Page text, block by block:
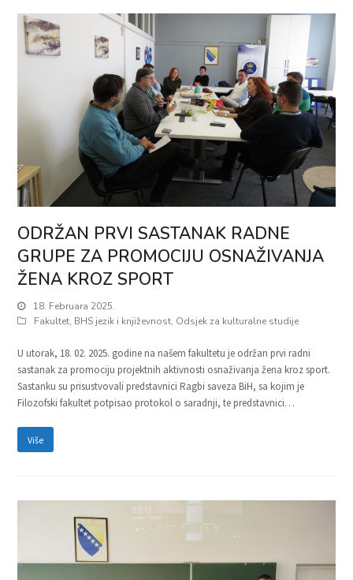
ODRŽAN PRVI SASTANAK RADNE
GRUPE ZA PROMOCIJU OSNAŽIVANJA
ŽENA KROZ SPORT
18. Februara 2025.
Fakultet, BHS jezik i književnost, Odsjek za kulturalne studije
U utorak, 18. 02. 2025. godine na našem fakultetu je održan prvi radni
sastanak za promociju projektnih aktivnosti osnaživanja žena kroz sport.
Sastanku su prisustvovali predstavnici Ragbi saveza BiH, sa kojim je
Filozofski fakultet potpisao protokol o saradnji, te predstavnici…
Više